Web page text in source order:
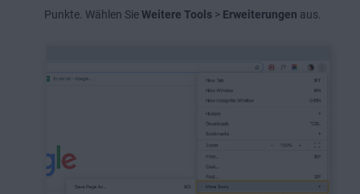
Punkte. Wählen SieWeitere Tools > Erweiterungen aus.